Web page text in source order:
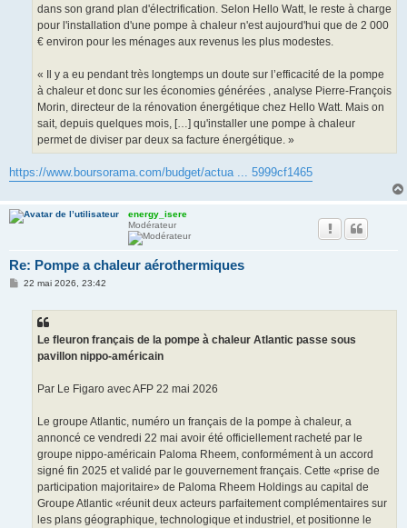
dans son grand plan d'électrification. Selon Hello Watt, le reste à charge
pour l'installation d'une pompe à chaleur n'est aujourd'hui que de 2 000
€ environ pour les ménages aux revenus les plus modestes.
« Il y a eu pendant très longtemps un doute sur l’efficacité de la pompe
à chaleur et donc sur les économies générées , analyse Pierre-François
Morin, directeur de la rénovation énergétique chez Hello Watt. Mais on
sait, depuis quelques mois, […] qu'installer une pompe à chaleur
permet de diviser par deux sa facture énergétique. »
https://www.boursorama.com/budget/actua ... 5999cf1465
energy_isere
Modérateur
Re: Pompe a chaleur aérothermiques
M22 mai 2026, 23:42
Le fleuron français de la pompe à chaleur Atlantic passe sous
pavillon nippo-américain
Par Le Figaro avec AFP 22 mai 2026
Le groupe Atlantic, numéro un français de la pompe à chaleur, a
annoncé ce vendredi 22 mai avoir été officiellement racheté par le
groupe nippo-américain Paloma Rheem, conformément à un accord
signé fin 2025 et validé par le gouvernement français. Cette «prise de
participation majoritaire» de Paloma Rheem Holdings au capital de
Groupe Atlantic «réunit deux acteurs parfaitement complémentaires sur
les plans géographique, technologique et industriel, et positionne le